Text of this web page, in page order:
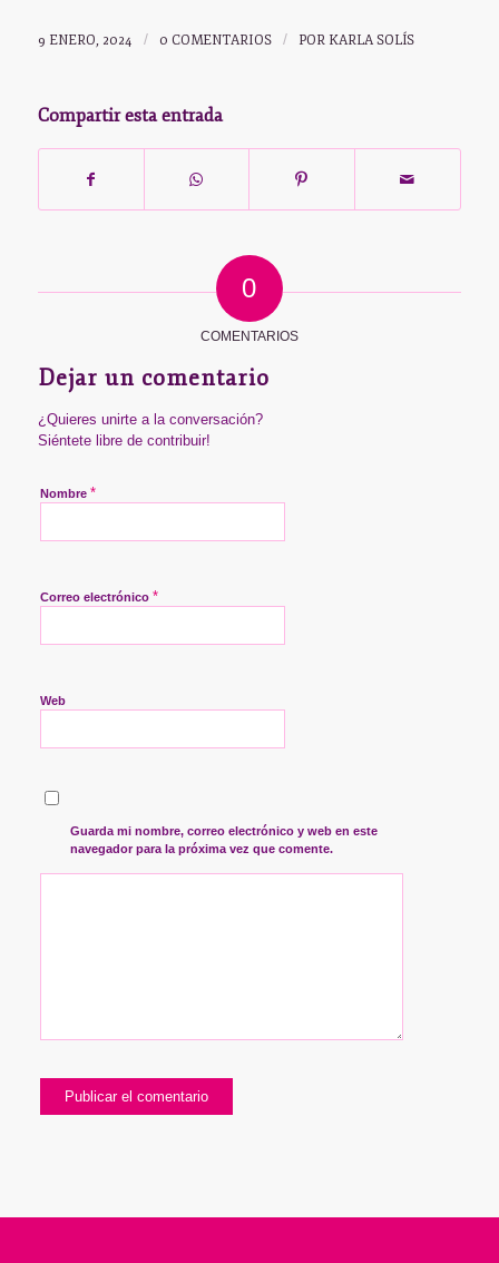
9 ENERO, 2024 / 0 COMENTARIOS / POR KARLA SOLÍS
Compartir esta entrada
0
COMENTARIOS
Dejar un comentario
¿Quieres unirte a la conversación?
Siéntete libre de contribuir!
Nombre *
Correo electrónico *
Web
Guarda mi nombre, correo electrónico y web en este
navegador para la próxima vez que comente.